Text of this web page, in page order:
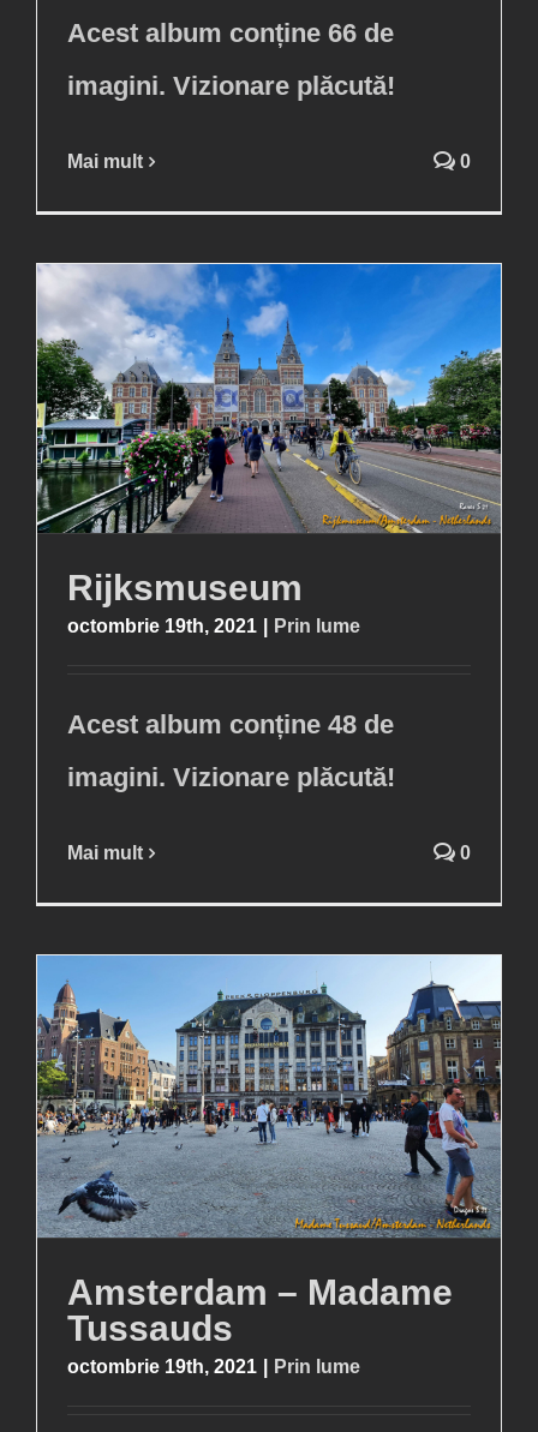
Acest album conține 66 de
imagini. Vizionare plăcută!
Mai mult 0
Rijksmuseum
octombrie 19th, 2021 Prin lume
Acest album conține 48 de
imagini. Vizionare plăcută!
Mai mult 0
Amsterdam – Madame
Tussauds
octombrie 19th, 2021 Prin lume